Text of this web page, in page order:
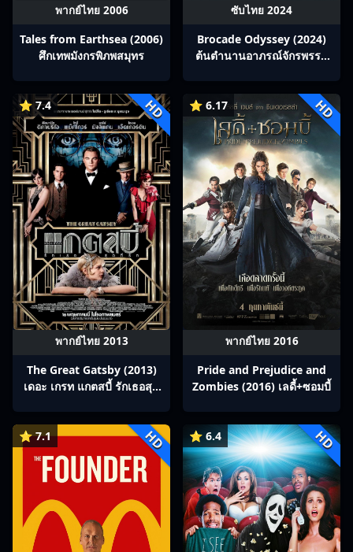
พากย์ไทย 2006
Tales from Earthsea (2006)
ศึกเทพมังกรพิภพสมุทร
ซับไทย 2024
Brocade Odyssey (2024)
ต้นตํานานอาภรณ์จักรพรรดิ
⭐ 7.4 HD
พากย์ไทย 2013
The Great Gatsby (2013)
เดอะ เกรท แกตสบี้ รักเธอสุด
⭐ 6.17 HD
พากย์ไทย 2016
Pride and Prejudice and
Zombies (2016) เลดี้+ซอมบี้
⭐ 7.1 HD ⭐ 6.4 HD